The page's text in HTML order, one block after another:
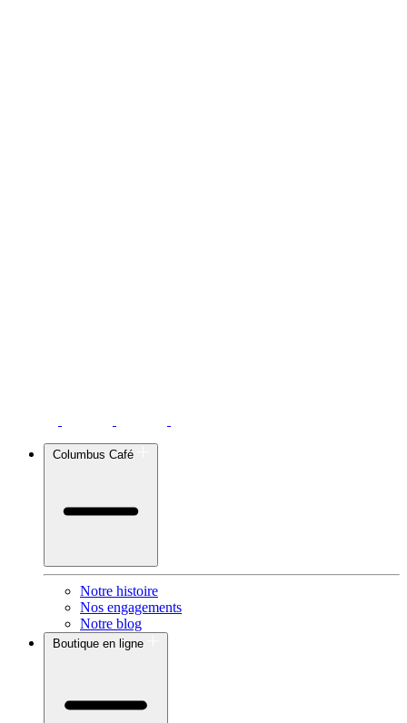
Columbus Café
Notre histoire
Nos engagements
Notre blog
Boutique en ligne